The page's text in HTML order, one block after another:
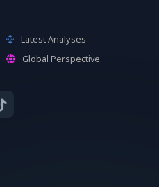
Latest Analyses
Global Perspective